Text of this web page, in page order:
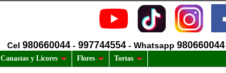
Cel 980660044 - 997744554 - Whatsapp 980660044
Canastas y Licores Flores Tortas